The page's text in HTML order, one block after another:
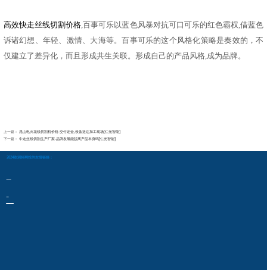
高效快走丝线切割价格,百事可乐以蓝色风暴对抗可口可乐的红色霸权,借蓝色
诉诸幻想、年轻、激情、大海等。百事可乐的这个风格化策略是奏效的，不
仅建立了差异化，而且形成共生关联。形成自己的产品风格,成为品牌。
上一篇： 昆山电火花线切割机价格-交付定金,设备送达加工现场[仁光智能]
下一篇： 中走丝线切割生产厂家-品牌发展能脱离产品本身吗[仁光智能]
2024欧洲杯网投的友情链接：